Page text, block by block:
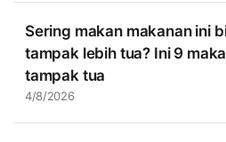
Sering makan makanan ini
tampak lebih tua? Ini 9
tampak tua
4/8/2026